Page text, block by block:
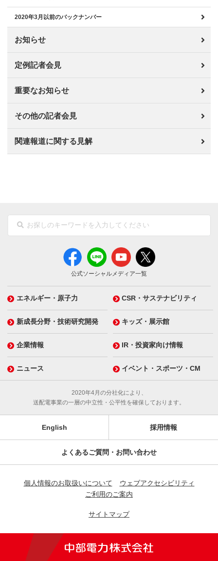
2020年3月以前のバックナンバー
お知らせ
定例記者会見
重要なお知らせ
その他の記者会見
関連報道に関する見解
公式ソーシャルメディア一覧
エネルギー・原子力 CSR・サステナビリティ
新成長分野・技術研究開発 キッズ・展示館
企業情報 IR・投資家向け情報
ニュース イベント・スポーツ・CM
2020年4月の分社化により、
送配電事業の一層の中立性・公平性を確保しております。
English 採用情報
よくあるご質問・お問い合わせ
個人情報のお取扱いについて
ウェブアクセシビリティ
ご利用のご案内
サイトマップ